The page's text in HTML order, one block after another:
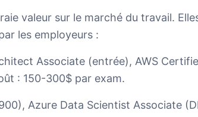
valeur sur le marché du travail.
les employeurs :
Associate (entrée), AWS
: 150-300$ par exam.
Azure Data Scientist Associate